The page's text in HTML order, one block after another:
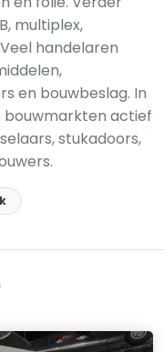
multiplex,
handelaren
en bouwbeslag. In
bouwmarkten actief
stukadoors,